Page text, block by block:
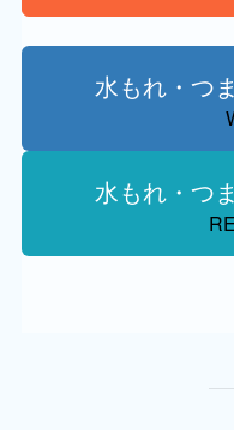
水もれ・つ
水もれ・つ